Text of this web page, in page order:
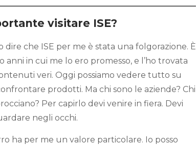
visitare ISE?
dire che ISE per me è stata una folgorazione. È
anni in cui me lo ero promesso, e l’ho trovata
veri. Oggi possiamo vedere tutto su
prodotti. Ma chi sono le aziende? Chi
Per capirlo devi venire in fiera. Devi
negli occhi.
ha per me un valore particolare. Io posso